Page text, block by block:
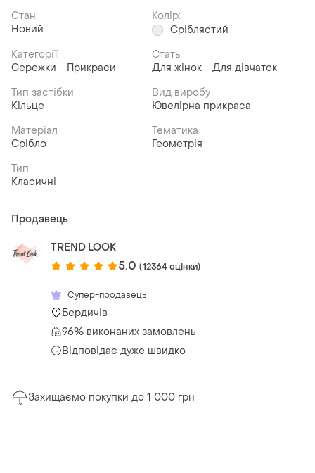
Стан:
Новий
Колір:
Сріблястий
Категорії:
Сережки
Прикраси
Стать
Для жінок
Для дівчаток
Тип застібки
Кільце
Вид виробу
Ювелірна прикраса
Матеріал
Срібло
Тематика
Геометрія
Тип
Класичні
Продавець
TREND LOOK
5.0 (12364 оцінки)
Супер-продавець
Бердичів
96% виконаних замовлень
Відповідає дуже швидко
Захищаємо покупки до 1 000 грн